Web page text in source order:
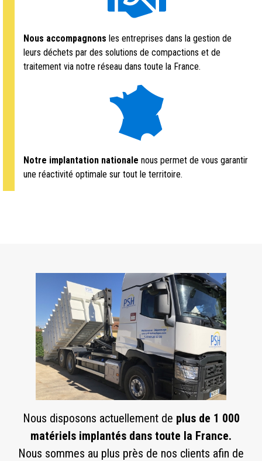
Nous accompagnons les entreprises dans la gestion de
leurs déchets par des solutions de compactions et de
traitement via notre réseau dans toute la France.
Notre implantation nationale nous permet de vous garantir
une réactivité optimale sur tout le territoire.
Nous disposons actuellement de plus de 1 000
matériels implantés dans toute la France.
Nous sommes au plus près de nos clients afin de